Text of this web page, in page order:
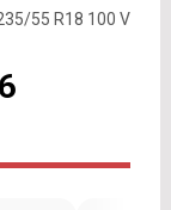
55 R18 100 V